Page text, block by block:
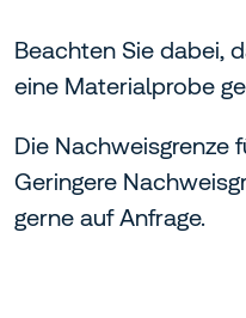
Beachten Sie dabei,
eine Materialprobe
Die Nachweisgrenze
Geringere
gerne auf Anfrage.